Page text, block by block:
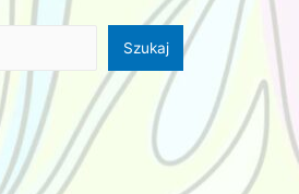
Szukaj